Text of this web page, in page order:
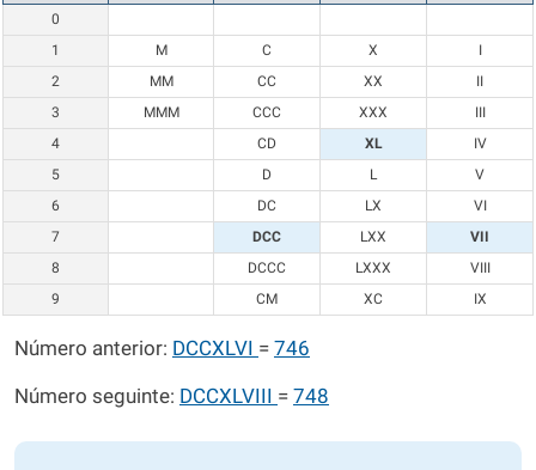
0
1
M C X
I
2
MM CC XX
II
3
MMM CCC XXX
III
4
CD XL
IV
5
D L
V
6
DC LX
VI
7
DCC LXX
VII
8
DCCC LXXX
VIII
9
CM XC IX
Número anterior: DCCXLVI = 746
Número seguinte: DCCXLVIII = 748